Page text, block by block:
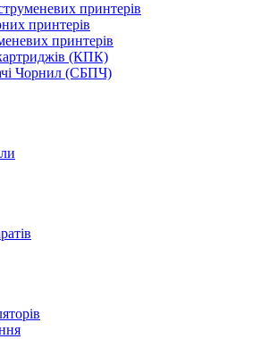
принтерів
принтерів
принтерів
(КПК)
Чорнил (СБПЧ)